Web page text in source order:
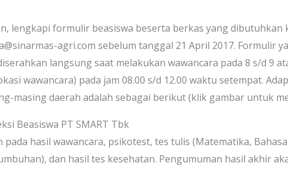
lengkapi formulir beasiswa beserta berkas yang dibutuhkan
agri.com sebelum tanggal 21 April 2017. Formulir
langsung saat melakukan wawancara pada 8 s/d 9
wawancara) pada jam 08.00 s/d 12.00 waktu setempat.
masing daerah adalah sebagai berikut (klik gambar untuk
Beasiswa PT SMART Tbk
pada hasil wawancara, psikotest, tes tulis (Matematika,
dan hasil tes kesehatan. Pengumuman hasil akhir